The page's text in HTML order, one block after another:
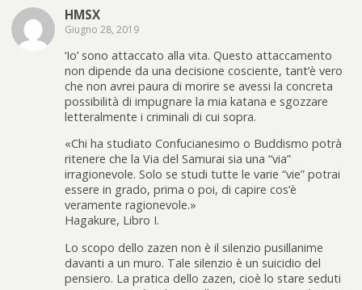
HMSX
Giugno 28, 2019
‘Io’ sono attaccato alla vita. Questo attaccamento
non dipende da una decisione cosciente, tant’è vero
che non avrei paura di morire se avessi la concreta
possibilità di impugnare la mia katana e sgozzare
letteralmente i criminali di cui sopra.
«Chi ha studiato Confucianesimo o Buddismo potrà
ritenere che la Via del Samurai sia una “via”
irragionevole. Solo se studi tutte le varie “vie” potrai
essere in grado, prima o poi, di capire cos’è
veramente ragionevole.»
Hagakure, Libro I.
Lo scopo dello zazen non è il silenzio pusillanime
davanti a un muro. Tale silenzio è un suicidio del
pensiero. La pratica dello zazen, cioè lo stare seduti